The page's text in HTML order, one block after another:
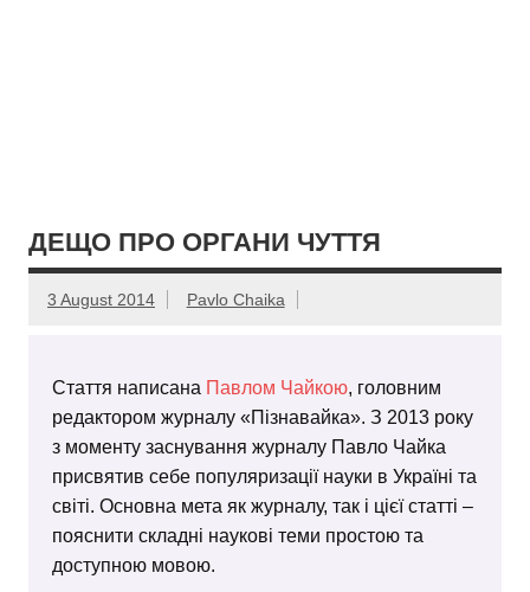
ДЕЩО ПРО ОРГАНИ ЧУТТЯ
3 August 2014 Pavlo Chaika
Стаття написана Павлом Чайкою, головним
редактором журналу «Пізнавайка». З 2013 року
з моменту заснування журналу Павло Чайка
присвятив себе популяризації науки в Україні та
світі. Основна мета як журналу, так і цієї статті –
пояснити складні наукові теми простою та
доступною мовою.